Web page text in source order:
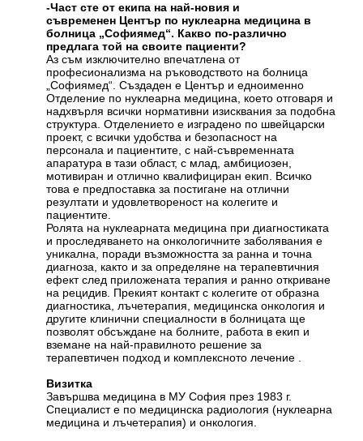
-Част сте от екипа на най-новия и
съвременен Център по нуклеарна медицина в
болница „Софиямед“. Какво по-различно
предлага той на своите пациенти?
Аз съм изключително впечатлена от
професионализма на ръководството на болница
„Софиямед“. Създаден е Център и едноименно
Отделение по нуклеарна медицина, което отговаря и
надхвърля всички нормативни изисквания за подобна
структура. Отделението е изградено по швейцарски
проект, с всички удобства и безопасност на
персонала и пациентите, с най-съвременната
апаратура в тази област, с млад, амбициозен,
мотивиран и отлично квалифициран екип. Всичко
това е предпоставка за постигане на отлични
резултати и удовлетвореност на колегите и
пациентите.
Ролята на нуклеарната медицина при диагностиката
и проследяването на онкологичните заболявания е
уникална, поради възможността за ранна и точна
диагноза, както и за определяне на терапевтичния
ефект след приложената терапия и ранно откриване
на рецидив. Прекият контакт с колегите от образна
диагностика, лъчетерапия, медицинска онкология и
другите клинични специалности в болницата ще
позволят обсъждане на болните, работа в екип и
вземане на най-правилното решение за
терапевтичен подход и комплексното лечение .
Визитка
Завършва медицина в МУ София през 1983 г.
Специалист е по медицинска радиология (нуклеарна
медицина и лъчетерапия) и онкология.